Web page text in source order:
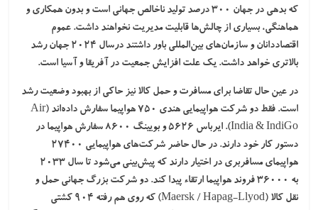
کهبدهی
در جهان ۳۰۰ درصد تولید ناخالص جهانی است و بدون همکاری و
هماهنگی، بسیاری از چالش‌ها قابلیت مدیریت نخواهند داشت. عموم
اقتصاددانان و سازمان‌های بین‌المللی باور داشتند درسال ۲۰۲۴ جهان رشد
بالاتری خواهد داشت. یک علتافزایش جمعیت در آفریقا و آسیا است.
در عین حال تقاضا برایمسافرتوحمل کالانیز حاکی از بهبود وضعیت رشد
است. فقط دو شرکت هواپیمایی هندی ۷۵۰ هواپیما سفارش داده‌اند (Air
India & IndiGo).
ایرباس بویینگ
۸۶۰۰ سفارش هواپیما در
دستور کار خود دارند. در حال حاضر شرکت‌های هواپیمایی ۲۷۴۰۰
هواپیمای مسافربری
در اختیار دارند که پیش‌بینی می‌شود تا سال ۲۰۳۳
به ۳۶۰۰۰ فروند هواپیما
ارتقاء پیدا کند. دو شرکت بزرگ جهانی حمل و
نقل کالا (Maersk / Hapag-Llyod) که روی هم رفته
۹۰۴ کشتی